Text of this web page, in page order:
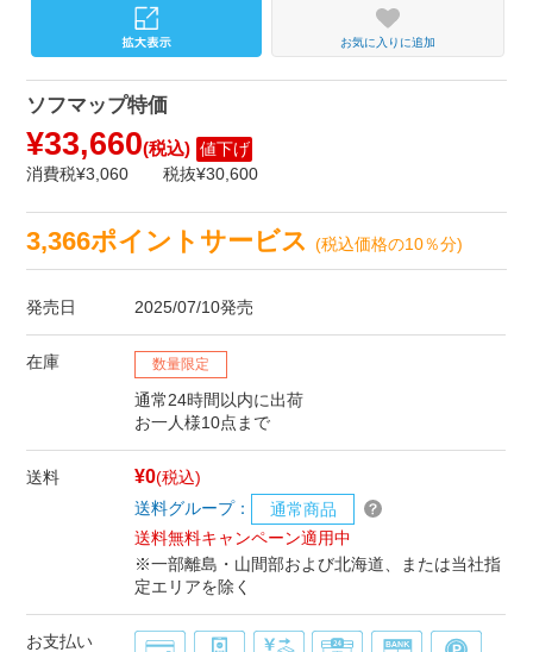
お気に入りに追加
ソフマップ特価
¥33,660(税込) 値下げ
消費税¥3,060
税抜¥30,600
3,366ポイントサービス(税込価格の10％分)
発売日 2025/07/10発売
在庫 数量限定
通常24時間以内に出荷
お一人様10点まで
送料 ¥0(税込)
送料グループ：
通常商品
送料無料キャンペーン適用中
※一部離島・山間部および北海道、または当社指
定エリアを除く
お支払い